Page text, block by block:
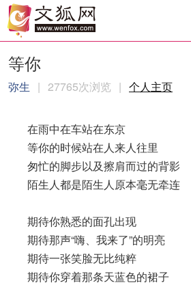
等你
弥生 | 27765次浏览 | 个人主页
在雨中在车站在东京
等你的时候站在人来人往里
匆忙的脚步以及擦肩而过的背影
陌生人都是陌生人原本毫无牵连
期待你熟悉的面孔出现
期待那声“嗨、我来了”的明亮
期待一张笑脸无比纯粹
期待你穿着那条天蓝色的裙子